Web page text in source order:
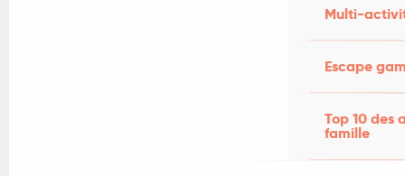
Multi-
Escape
Top 10 des
famille